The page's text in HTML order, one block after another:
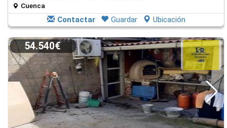
Cuenca
Contactar Guardar Ubicación
54.540€